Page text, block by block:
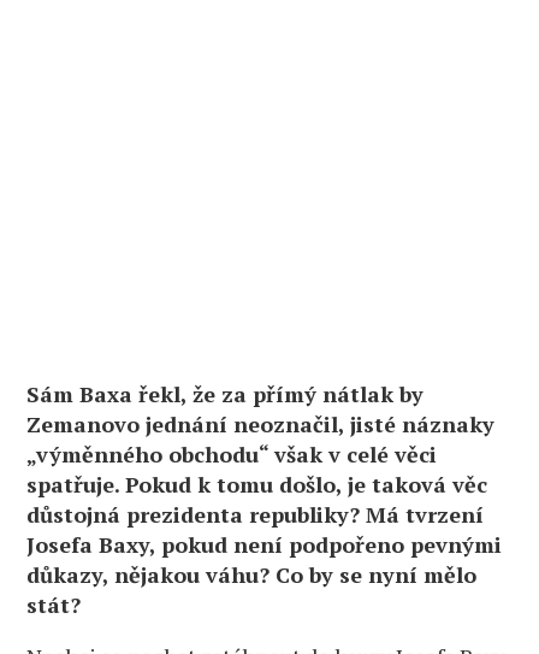
Sám Baxa řekl, že za přímý nátlak by
Zemanovo jednání neoznačil, jisté náznaky
„výměnného obchodu“ však v celé věci
spatřuje. Pokud k tomu došlo, je taková věc
důstojná prezidenta republiky? Má tvrzení
Josefa Baxy, pokud není podpořeno pevnými
důkazy, nějakou váhu? Co by se nyní mělo
stát?